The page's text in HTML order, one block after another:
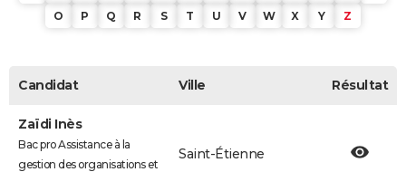
O
P Q R S T U V W X Y Z
Candidat Ville Résultat
Zaïdi Inès
Bac pro Assistance à la
gestion des organisations et
Saint-Étienne